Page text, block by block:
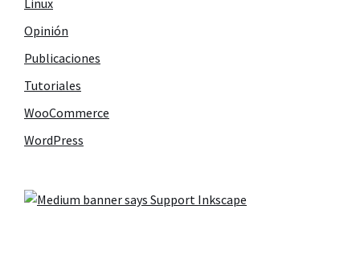
Linux
Opinión
Publicaciones
Tutoriales
WooCommerce
WordPress